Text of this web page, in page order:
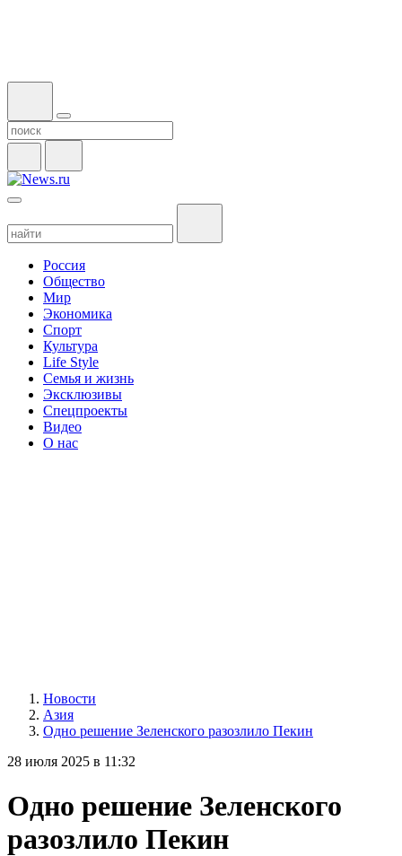
Россия
Общество
Мир
Экономика
Спорт
Культура
Life Style
Семья и жизнь
Эксклюзивы
Спецпроекты
Видео
О нас
Новости
Азия
Одно решение Зеленского разозлило Пекин
28 июля 2025 в 11:32
Одно решение Зеленского
разозлило Пекин